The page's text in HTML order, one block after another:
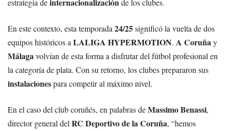
estrategia deinternacionalizaciónde los clubes.
En este contexto, esta temporada24/25significó la vuelta de dos
equipos históricos aLALIGA HYPERMOTION. A Coruñay
Málagavolvían de esta forma a disfrutar del fútbol profesional en
la categoría de plata. Con su retorno, los clubes prepararon sus
instalacionespara competir al máximo nivel.
En el caso del club coruñés, en palabras deMassimo Benassi,
director general delRC Deportivo de la Coruña, “hemos